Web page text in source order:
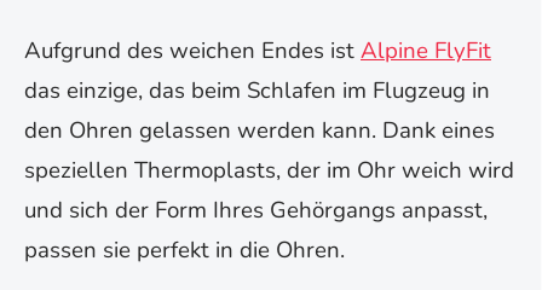
Aufgrund des weichen Endes istAlpine FlyFit
das einzige, das beim Schlafen im Flugzeug in
den Ohren gelassen werden kann. Dank eines
speziellen Thermoplasts, der im Ohr weich wird
und sich der Form Ihres Gehörgangs anpasst,
passen sie perfekt in die Ohren.